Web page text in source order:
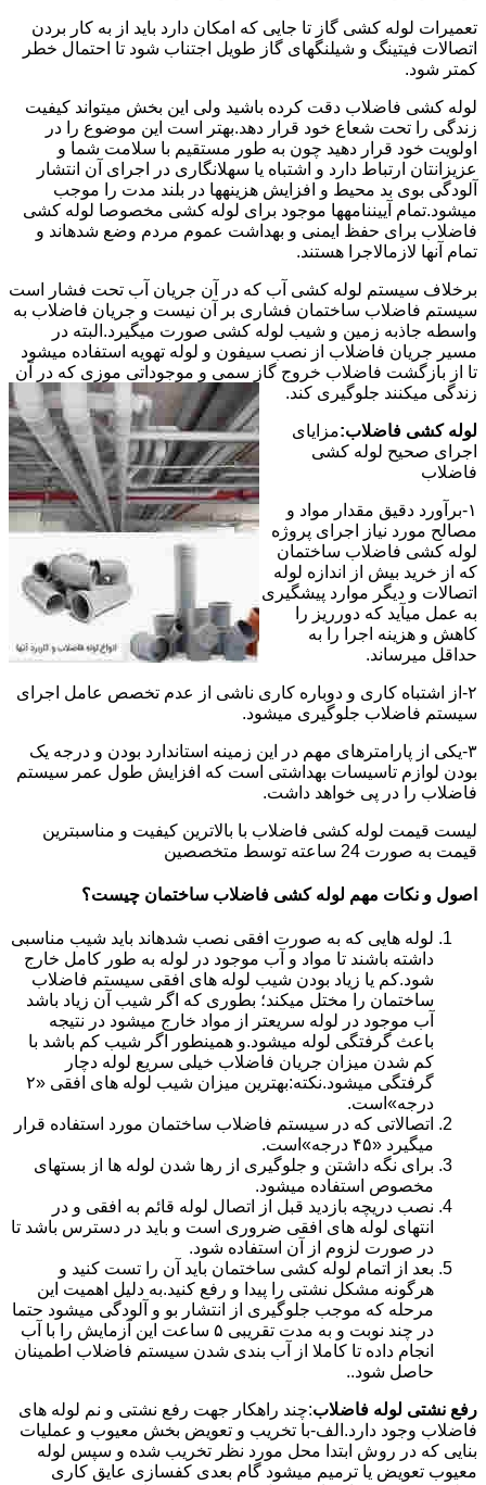
تعمیرات لوله کشی گاز تا جایی که امکان دارد باید از به کار بردن
اتصالات فیتینگ و شیلنگهای گاز طویل اجتناب شود تا احتمال خطر
کمتر شود.
لوله کشی فاضلاب دقت کرده باشید ولی این بخش میتواند کیفیت
زندگی را تحت شعاع خود قرار دهد.بهتر است این موضوع را در
اولویت خود قرار دهید چون به طور مستقیم با سلامت شما و
عزیزانتان ارتباط دارد و اشتباه یا سهلانگاری در اجرای آن انتشار
آلودگی بوی بد محیط و افزایش هزینهها در بلند مدت را موجب
میشود.تمام آییننامهها موجود برای لوله کشی مخصوصا لوله کشی
فاضلاب برای حفظ ایمنی و بهداشت عموم مردم وضع شدهاند و
تمام آنها لازمالاجرا هستند.
برخلاف سیستم لوله کشی آب که در آن جریان آب تحت فشار است
سیستم فاضلاب ساختمان فشاری بر آن نیست و جریان فاضلاب به
واسطه جاذبه زمین و شیب لوله کشی صورت میگیرد.البته در
مسیر جریان فاضلاب از نصب سیفون و لوله تهویه استفاده میشود
تا از بازگشت فاضلاب خروج گاز سمی و موجوداتی موزی که در آن
زندگی میکنند جلوگیری کند.
لوله کشی فاضلاب:مزایای
اجرای صحیح لوله کشی
فاضلاب
۱-برآورد دقیق مقدار مواد و
مصالح مورد نیاز اجرای پروژه
لوله کشی فاضلاب ساختمان
که از خرید بیش از اندازه لوله
اتصالات و دیگر موارد پیشگیری
به عمل میآید که دورریز را
کاهش و هزینه اجرا را به
حداقل میرساند.
۲-از اشتباه کاری و دوباره کاری ناشی از عدم تخصص عامل اجرای
سیستم فاضلاب جلوگیری میشود.
۳-یکی از پارامترهای مهم در این زمینه استاندارد بودن و درجه یک
بودن لوازم تاسیسات بهداشتی است که افزایش طول عمر سیستم
فاضلاب را در پی خواهد داشت.
لیست قیمت لوله کشی فاضلاب با بالاترین کیفیت و مناسبترین
قیمت به صورت 24 ساعته توسط متخصصین
اصول و نکات مهم لوله کشی فاضلاب ساختمان چیست؟
لوله هایی که به صورت افقی نصب شدهاند باید شیب مناسبی
داشته باشند تا مواد و آب موجود در لوله به طور کامل خارج
شود.کم یا زیاد بودن شیب لوله های افقی سیستم فاضلاب
ساختمان را مختل میکند؛ بطوری که اگر شیب آن زیاد باشد
آب موجود در لوله سریعتر از مواد خارج میشود در نتیجه
باعث گرفتگی لوله میشود.و همینطور اگر شیب کم باشد با
کم شدن میزان جریان فاضلاب خیلی سریع لوله دچار
گرفتگی میشود.نکته:بهترین میزان شیب لوله های افقی «۲
درجه»است.
اتصالاتی که در سیستم فاضلاب ساختمان مورد استفاده قرار
میگیرد «۴۵ درجه»است.
برای نگه داشتن و جلوگیری از رها شدن لوله ها از بستهای
مخصوص استفاده میشود.
نصب دریچه بازدید قبل از اتصال لوله قائم به افقی و در
انتهای لوله های افقی ضروری است و باید در دسترس باشد تا
در صورت لزوم از آن استفاده شود.
بعد از اتمام لوله کشی ساختمان باید آن را تست کنید و
هرگونه مشکل نشتی را پیدا و رفع کنید.به دلیل اهمیت این
مرحله که موجب جلوگیری از انتشار بو و آلودگی میشود حتما
در چند نوبت و به مدت تقریبی ۵ ساعت این آزمایش را با آب
انجام داده تا کاملا از آب بندی شدن سیستم فاضلاب اطمینان
حاصل شود..
رفع نشتی لوله فاضلاب:چند راهکار جهت رفع نشتی و نم لوله های
فاضلاب وجود دارد.الف-با تخریب و تعویض بخش معیوب و عملیات
بنایی که در روش ابتدا محل مورد نظر تخریب شده و سپس لوله
معیوب تعویض یا ترمیم میشود گام بعدی کفسازی عایق کاری